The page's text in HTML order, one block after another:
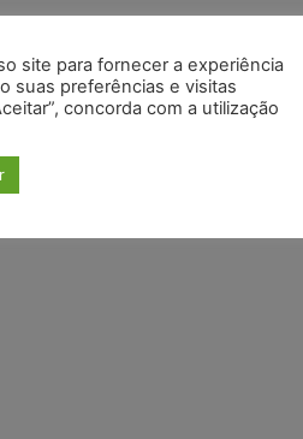
site para fornecer a experiência
suas preferências e visitas
concorda com a utilização